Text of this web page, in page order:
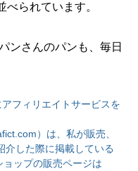
られています。
ンさんのパンも、毎日
フィリエイトサービスを
）は、私が販売、
介した際に掲載している
ップの販売ページは